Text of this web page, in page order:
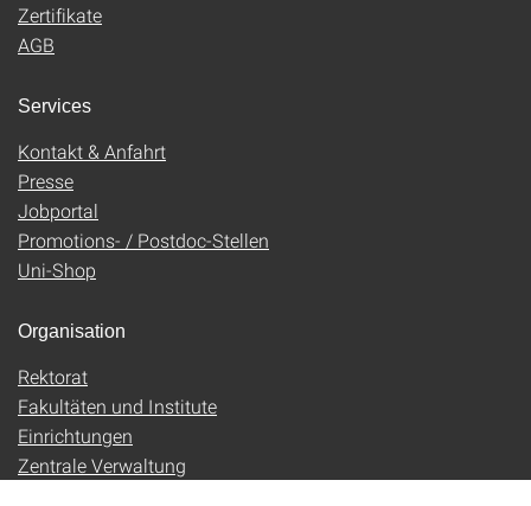
Zertifikate
AGB
Services
Kontakt & Anfahrt
Presse
Jobportal
Promotions- / Postdoc-Stellen
Uni-Shop
Organisation
Rektorat
Fakultäten und Institute
Einrichtungen
Zentrale Verwaltung